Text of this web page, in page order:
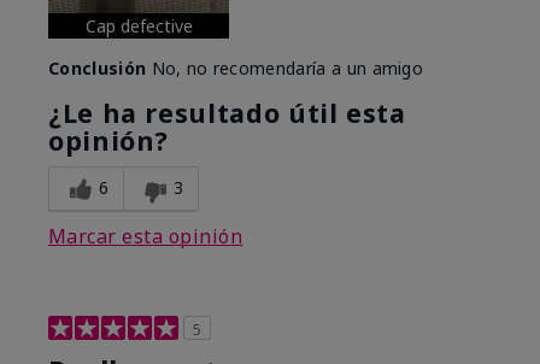
Cap defective
Conclusión No, no recomendaría a un amigo
¿Le ha resultado útil esta
opinión?
6 3
Marcar esta opinión
5